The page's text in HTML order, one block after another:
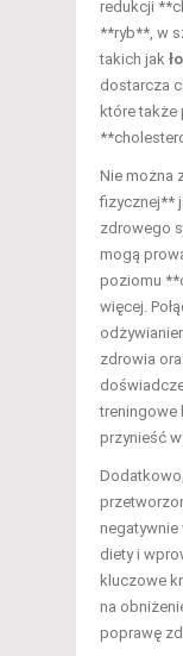
redukcji
**ryb**, w
takich jak
dostarcza
które także
Nie można
fizycznej**
zdrowego
mogą
poziomu
więcej.
zdrowia
treningowe
przynieść
negatywnie
diety i
kluczowe
na
poprawę